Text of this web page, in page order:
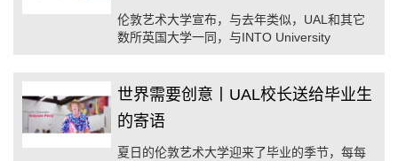
伦敦艺术大学宣布，与去年类似，UAL和其它
数所英国大学一同，与INTO University
世界需要创意丨UAL校长送给毕业生
的寄语
夏日的伦敦艺术大学迎来了毕业的季节，每每